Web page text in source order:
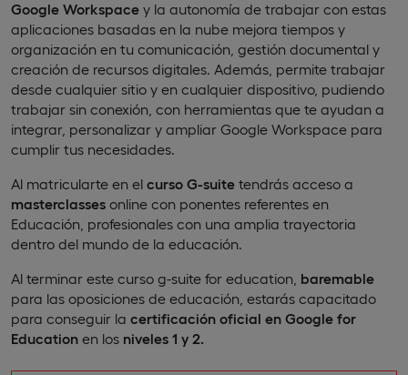
Google Workspace y la autonomía de trabajar con estas
aplicaciones basadas en la nube mejora tiempos y
organización en tu comunicación, gestión documental y
creación de recursos digitales. Además, permite trabajar
desde cualquier sitio y en cualquier dispositivo, pudiendo
trabajar sin conexión, con herramientas que te ayudan a
integrar, personalizar y ampliar Google Workspace para
cumplir tus necesidades.
Al matricularte en el curso G-suite tendrás acceso a
masterclasses online con ponentes referentes en
Educación, profesionales con una amplia trayectoria
dentro del mundo de la educación.
Al terminar este curso g-suite for education, baremable
para las oposiciones de educación, estarás capacitado
para conseguir la certificación oficial en Google for
Education en los niveles 1 y 2.